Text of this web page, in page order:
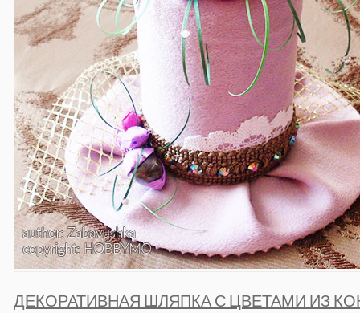
ДЕКОРАТИВНАЯ ШЛЯПКА С ЦВЕТАМИ ИЗ